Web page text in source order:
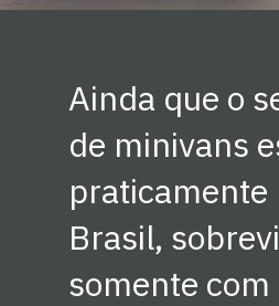
Ainda que o
de minivans
praticamente
Brasil,
somente